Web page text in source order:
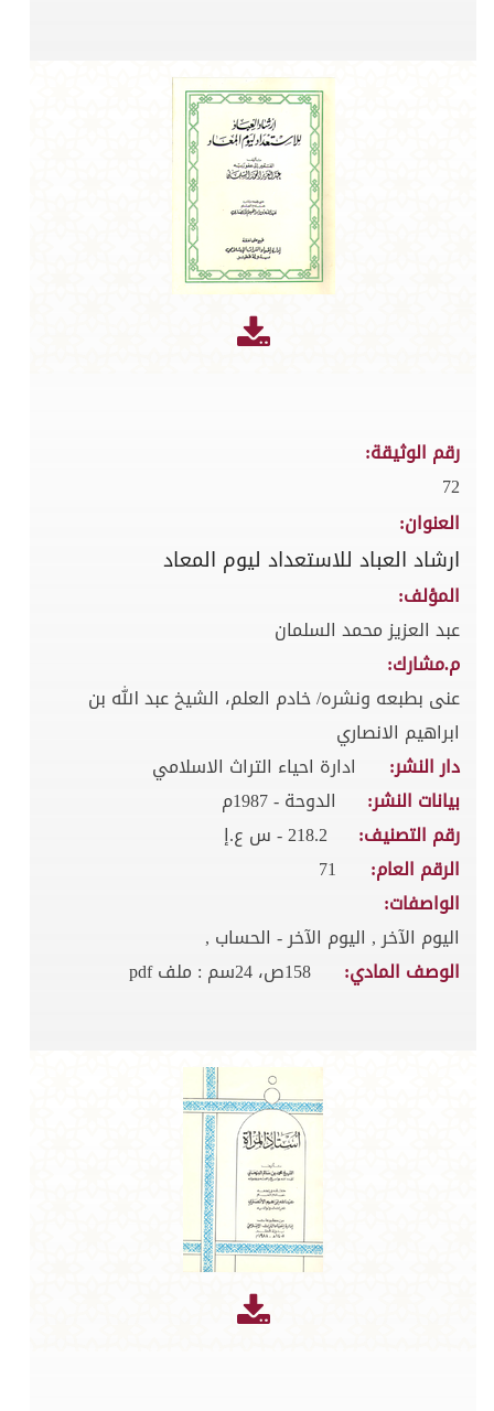
رقم الوثيقة:
72
العنوان:
ارشاد العباد للاستعداد ليوم المعاد
المؤلف:
عبد العزيز محمد السلمان
م.مشارك:
عنى بطبعه ونشره/ خادم العلم، الشيخ عبد الله بن
ابراهيم الانصاري
دار النشر:
ادارة احياء التراث الاسلامي
بيانات النشر:
الدوحة - 1987م
رقم التصنيف:
218.2 - س ع.إ
الرقم العام:
71
الواصفات:
اليوم الآخر , اليوم الآخر - الحساب ,
الوصف المادي:
158ص، 24سم : ملف pdf